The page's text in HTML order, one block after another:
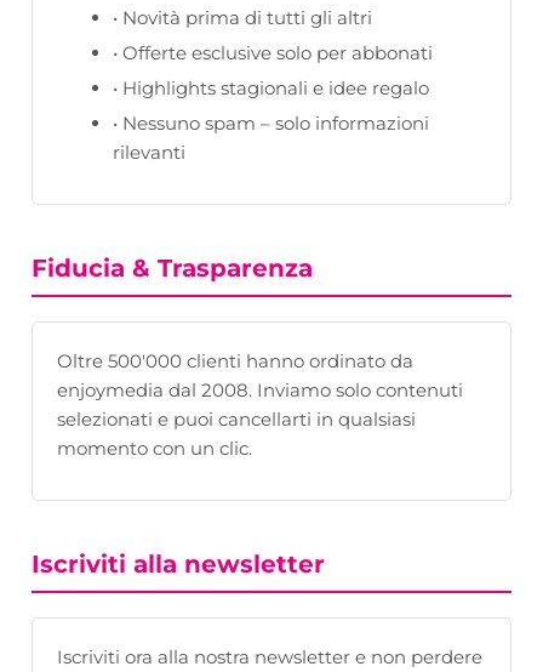
• Novità prima di tutti gli altri
• Offerte esclusive solo per abbonati
• Highlights stagionali e idee regalo
• Nessuno spam – solo informazioni
rilevanti
Fiducia & Trasparenza
Oltre 500'000 clienti hanno ordinato da
enjoymedia dal 2008. Inviamo solo contenuti
selezionati e puoi cancellarti in qualsiasi
momento con un clic.
Iscriviti alla newsletter
Iscriviti ora alla nostra newsletter e non perdere